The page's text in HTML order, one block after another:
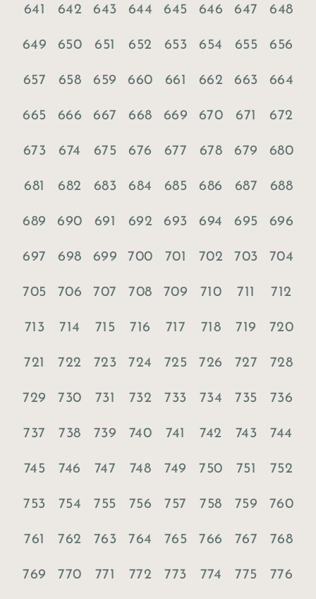
641 642 643 644 645 646 647 648
649 650 651 652 653 654 655 656
657 658 659 660 661 662 663 664
665 666 667 668 669 670 671 672
673 674 675 676 677 678 679 680
681 682 683 684 685 686 687 688
689 690 691 692 693 694 695 696
697 698 699 700 701 702 703 704
705 706 707 708 709 710 711 712
713 714 715 716 717 718 719 720
721 722 723 724 725 726 727 728
729 730 731 732 733 734 735 736
737 738 739 740 741 742 743 744
745 746 747 748 749 750 751 752
753 754 755 756 757 758 759 760
761 762 763 764 765 766 767 768
769 770 771 772 773 774 775 776